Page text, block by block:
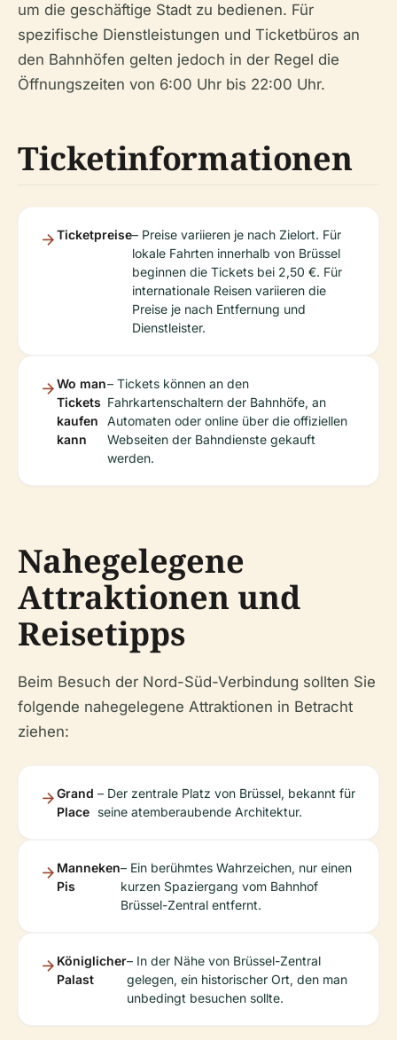
um die geschäftige Stadt zu bedienen. Für
spezifische Dienstleistungen und Ticketbüros an
den Bahnhöfen gelten jedoch in der Regel die
Öffnungszeiten von 6:00 Uhr bis 22:00 Uhr.
Ticketinformationen
Ticketpreise– Preise variieren je nach Zielort. Für
lokale Fahrten innerhalb von Brüssel
beginnen die Tickets bei 2,50 €. Für
internationale Reisen variieren die
Preise je nach Entfernung und
Dienstleister.
Wo man
Tickets
kaufen
kann
– Tickets können an den
Fahrkartenschaltern der Bahnhöfe, an
Automaten oder online über die offiziellen
Webseiten der Bahndienste gekauft
werden.
Nahegelegene
Attraktionen und
Reisetipps
Beim Besuch der Nord-Süd-Verbindung sollten Sie
folgende nahegelegene Attraktionen in Betracht
ziehen:
Grand
Place
– Der zentrale Platz von Brüssel, bekannt für
seine atemberaubende Architektur.
Manneken
Pis
– Ein berühmtes Wahrzeichen, nur einen
kurzen Spaziergang vom Bahnhof
Brüssel-Zentral entfernt.
Königlicher
Palast
– In der Nähe von Brüssel-Zentral
gelegen, ein historischer Ort, den man
unbedingt besuchen sollte.